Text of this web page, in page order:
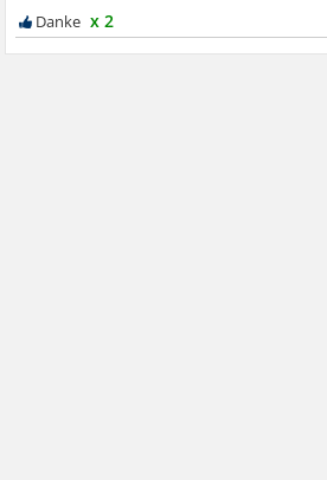
x 2